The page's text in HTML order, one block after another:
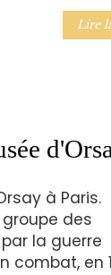
Lire
à Paris.
des
la guerre
combat, en